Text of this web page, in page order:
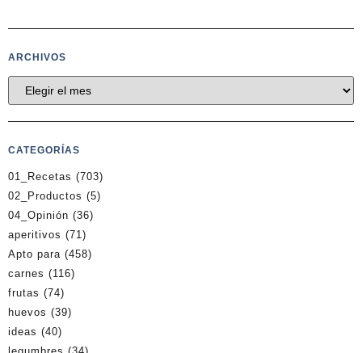
ARCHIVOS
CATEGORÍAS
01_Recetas (703)
02_Productos (5)
04_Opinión (36)
aperitivos (71)
Apto para (458)
carnes (116)
frutas (74)
huevos (39)
ideas (40)